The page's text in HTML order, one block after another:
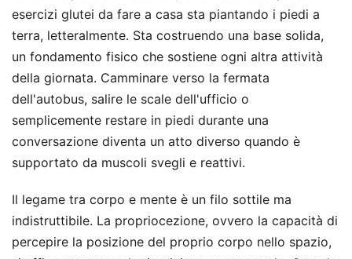
esercizi glutei da fare a casa sta piantando i piedi a
terra, letteralmente. Sta costruendo una base solida,
un fondamento fisico che sostiene ogni altra attività
della giornata. Camminare verso la fermata
dell'autobus, salire le scale dell'ufficio o
semplicemente restare in piedi durante una
conversazione diventa un atto diverso quando è
supportato da muscoli svegli e reattivi.
Il legame tra corpo e mente è un filo sottile ma
indistruttibile. La propriocezione, ovvero la capacità di
percepire la posizione del proprio corpo nello spazio,